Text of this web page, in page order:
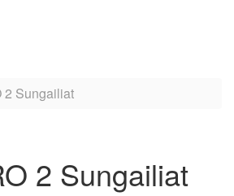
2 Sungailiat
2 Sungailiat